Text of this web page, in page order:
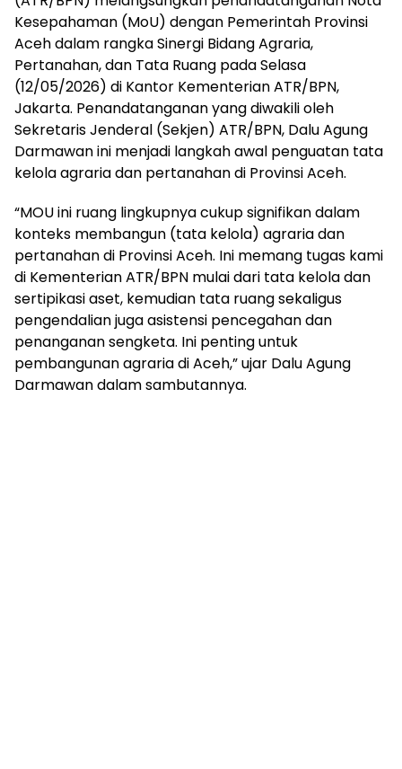
Kesepahaman (MoU) dengan Pemerintah Provinsi
Aceh dalam rangka Sinergi Bidang Agraria,
Pertanahan, dan Tata Ruang pada Selasa
(12/05/2026) di Kantor Kementerian ATR/BPN,
Jakarta. Penandatanganan yang diwakili oleh
Sekretaris Jenderal (Sekjen) ATR/BPN, Dalu Agung
Darmawan ini menjadi langkah awal penguatan tata
kelola agraria dan pertanahan di Provinsi Aceh.
“MOU ini ruang lingkupnya cukup signifikan dalam
konteks membangun (tata kelola) agraria dan
pertanahan di Provinsi Aceh. Ini memang tugas kami
di Kementerian ATR/BPN mulai dari tata kelola dan
sertipikasi aset, kemudian tata ruang sekaligus
pengendalian juga asistensi pencegahan dan
penanganan sengketa. Ini penting untuk
pembangunan agraria di Aceh,” ujar Dalu Agung
Darmawan dalam sambutannya.